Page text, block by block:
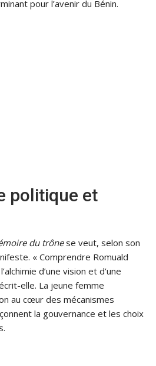
pour l’avenir du Bénin.
politique et
du trônese veut, selon son
« Comprendre Romuald
d’une vision et d’une
elle. La jeune femme
au cœur des mécanismes
la gouvernance et les choix